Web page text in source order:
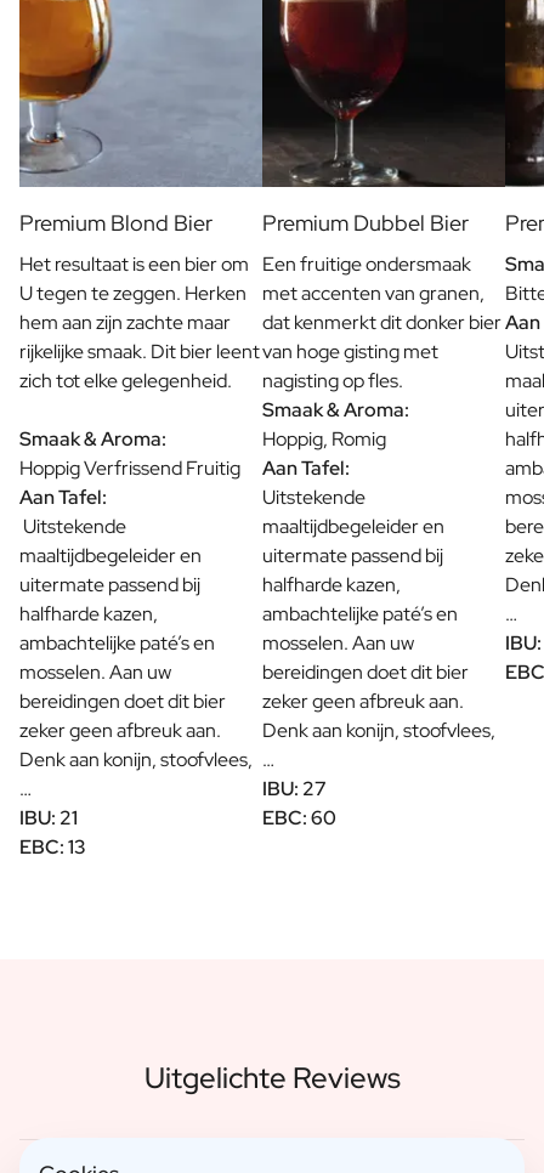
Premium Blond Bier
Het resultaat is een bier om
U tegen te zeggen. Herken
hem aan zijn zachte maar
rijkelijke smaak. Dit bier leent
zich tot elke gelegenheid.
Smaak & Aroma:
Hoppig Verfrissend Fruitig
Aan Tafel:
Uitstekende
maaltijdbegeleider en
uitermate passend bij
halfharde kazen,
ambachtelijke paté’s en
mosselen. Aan uw
bereidingen doet dit bier
zeker geen afbreuk aan.
Denk aan konijn, stoofvlees,
…
IBU: 21
EBC: 13
Premium Dubbel Bier
Een fruitige ondersmaak
met accenten van granen,
dat kenmerkt dit donker bier
van hoge gisting met
nagisting op fles.
Smaak & Aroma:
Hoppig, Romig
Aan Tafel:
Uitstekende
maaltijdbegeleider en
uitermate passend bij
halfharde kazen,
ambachtelijke paté’s en
mosselen. Aan uw
bereidingen doet dit bier
zeker geen afbreuk aan.
Denk aan konijn, stoofvlees,
…
IBU: 27
EBC: 60
…
Uitgelichte Reviews